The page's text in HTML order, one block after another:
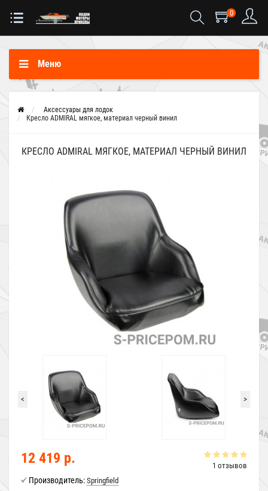
0
Меню
Аксессуары для лодок
Кресло ADMIRAL мягкое, материал черный винил
КРЕСЛО ADMIRAL МЯГКОЕ, МАТЕРИАЛ ЧЕРНЫЙ ВИНИЛ
< >
1 отзывов
12 419 р.
Производитель: Springfield